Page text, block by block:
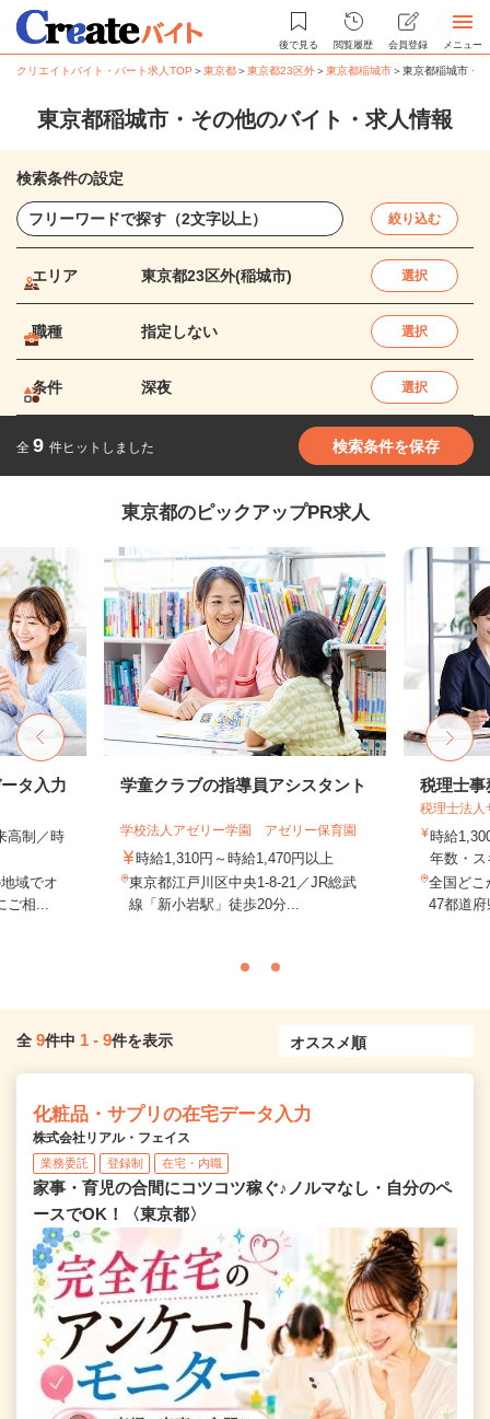
後で見る 閲覧履歴 会員登録 メニュー
クリエイトバイト・パート求人TOP ＞東京都＞東京都23区外＞東京都稲城市＞東京都稲城市・
東京都稲城市・その他のバイト・求人情報
検索条件の設定
絞り込む
エリア 東京都23区外(稲城市) 選択
職種 指定しない 選択
条件 深夜 選択
全 9 件ヒットしました 検索条件を保存
東京都のピックアップPR求人
タ入力
高制／時
域でオ
相...
学童クラブの指導員アシスタント
学校法人アゼリー学園 アゼリー保育園
時給1,310円～時給1,470円以上
東京都江戸川区中央1-8-21／JR総武
線「新小岩駅」徒歩20分...
税理士事
税理士法人
時給
年数・
全国どこ
47都道
全 9件中 1 - 9件を表示
化粧品・サプリの在宅データ入力
株式会社リアル・フェイス
業務委託 登録制 在宅・内職
家事・育児の合間にコツコツ稼ぐ♪ノルマなし・自分のペ
ースでOK！〈東京都〉